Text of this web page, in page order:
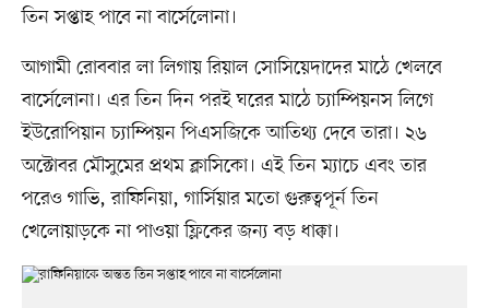
তিন সপ্তাহ পাবে না বার্সেলোনা।
আগামী রোববার লা লিগায় রিয়াল সোসিয়েদাদের মাঠে খেলবে
বার্সেলোনা। এর তিন দিন পরই ঘরের মাঠে চ্যাম্পিয়নস লিগে
ইউরোপিয়ান চ্যাম্পিয়ন পিএসজিকে আতিথ্য দেবে তারা। ২৬
অক্টোবর মৌসুমের প্রথম ক্লাসিকো। এই তিন ম্যাচে এবং তার
পরেও গাভি, রাফিনিয়া, গার্সিয়ার মতো গুরুত্বপূর্ন তিন
খেলোয়াড়কে না পাওয়া ফ্লিকের জন্য বড় ধাক্কা।